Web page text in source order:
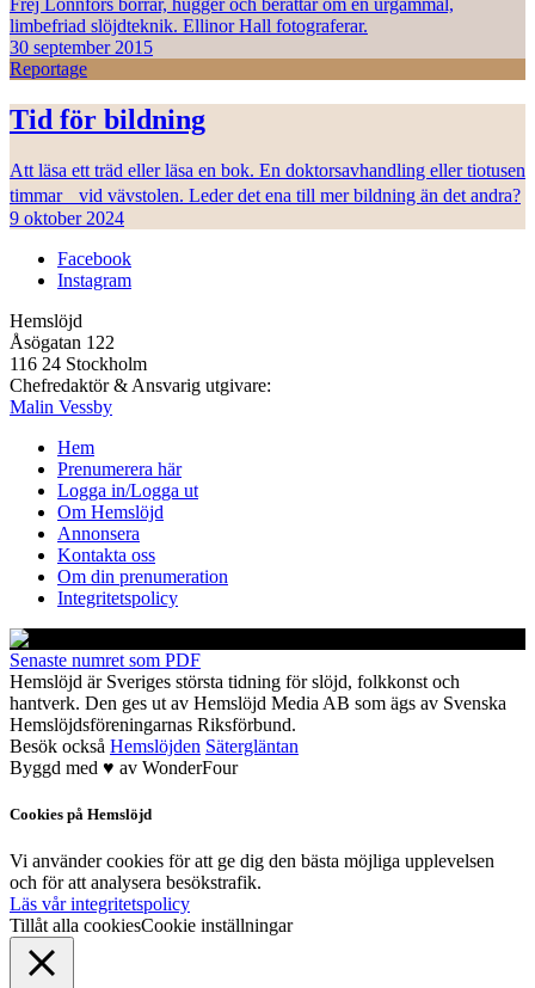
limbefriad slöjdteknik. Ellinor Hall fotograferar.
30 september 2015
Reportage
Tid för bildning
Att läsa ett träd eller läsa en bok. En doktorsavhandling eller tiotusen
timmar vid vävstolen. Leder det ena till mer bildning än det andra?
9 oktober 2024
Facebook
Instagram
Hemslöjd
Åsögatan 122
116 24 Stockholm
Chefredaktör & Ansvarig utgivare:
Malin Vessby
Hem
Prenumerera här
Logga in/Logga ut
Om Hemslöjd
Annonsera
Kontakta oss
Om din prenumeration
Integritetspolicy
Senaste numret som PDF
Hemslöjd är Sveriges största tidning för slöjd, folkkonst och
hantverk. Den ges ut av Hemslöjd Media AB som ägs av Svenska
Hemslöjdsföreningarnas Riksförbund.
Besök också Hemslöjden Sätergläntan
Byggd med ♥ av WonderFour
Cookies på Hemslöjd
Vi använder cookies för att ge dig den bästa möjliga upplevelsen
och för att analysera besökstrafik.
Läs vår integritetspolicy
Tillåt alla cookiesCookie inställningar